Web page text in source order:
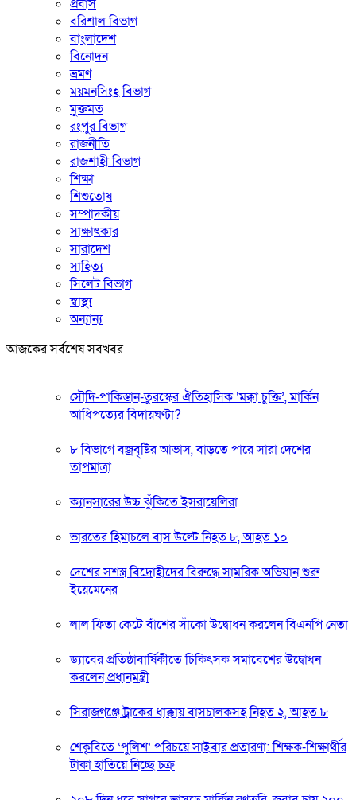
প্রবাস
বরিশাল বিভাগ
বাংলাদেশ
বিনোদন
ভ্রমণ
ময়মনসিংহ বিভাগ
মুক্তমত
রংপুর বিভাগ
রাজনীতি
রাজশাহী বিভাগ
শিক্ষা
শিশুতোষ
সম্পাদকীয়
সাক্ষাৎকার
সারাদেশ
সাহিত্য
সিলেট বিভাগ
স্বাস্থ্য
অন্যান্য
আজকের সর্বশেষ সবখবর
সৌদি-পাকিস্তান-তুরস্কের ঐতিহাসিক ‘মক্কা চুক্তি’, মার্কিন
আধিপত্যের বিদায়ঘণ্টা?
৮ বিভাগে বজ্রবৃষ্টির আভাস, বাড়তে পারে সারা দেশের
তাপমাত্রা
ক্যানসারের উচ্চ ঝুঁকিতে ইসরায়েলিরা
ভারতের হিমাচলে বাস উল্টে নিহত ৮, আহত ১০
দেশের সশস্ত্র বিদ্রোহীদের বিরুদ্ধে সামরিক অভিযান শুরু
ইয়েমেনের
লাল ফিতা কেটে বাঁশের সাঁকো উদ্বোধন করলেন বিএনপি নেতা
ড্যাবের প্রতিষ্ঠাবার্ষিকীতে চিকিৎসক সমাবেশের উদ্বোধন
করলেন প্রধানমন্ত্রী
সিরাজগঞ্জে ট্রাকের ধাক্কায় বাসচালকসহ নিহত ২, আহত ৮
শেকৃবিতে ‘পুলিশ’ পরিচয়ে সাইবার প্রতারণা: শিক্ষক-শিক্ষার্থীর
টাকা হাতিয়ে নিচ্ছে চক্র